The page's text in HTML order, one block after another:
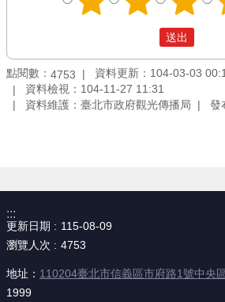
點閱數： 4753
資料更新：104-03-03
資料檢視：104-11-27 11:31
資料維護：臺北市政府觀光傳播局
發
:::
更新日期
115-08-09
瀏覽人次
4753
地址： 110204臺北市信義區市府路1號中央
1999